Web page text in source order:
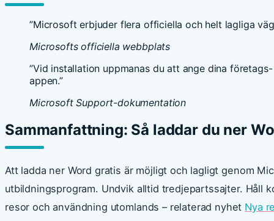
”Microsoft erbjuder flera officiella och helt lagliga
Microsofts officiella webbplats
”Vid installation uppmanas du att ange dina
appen.”
Microsoft Support-dokumentation
Sammanfattning: Så laddar du ner
Att ladda ner Word gratis är möjligt och lagligt genom
utbildningsprogram. Undvik alltid tredjepartssajter. Håll
resor och användning utomlands – relaterad nyhet Nya